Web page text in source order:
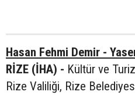
Hasan Fehmi Demir -
RİZE (İHA) - Kültür ve
Rize Valiliği, Rize